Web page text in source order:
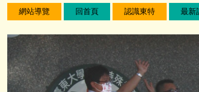
網站導覽 回首頁 認識東特 最新